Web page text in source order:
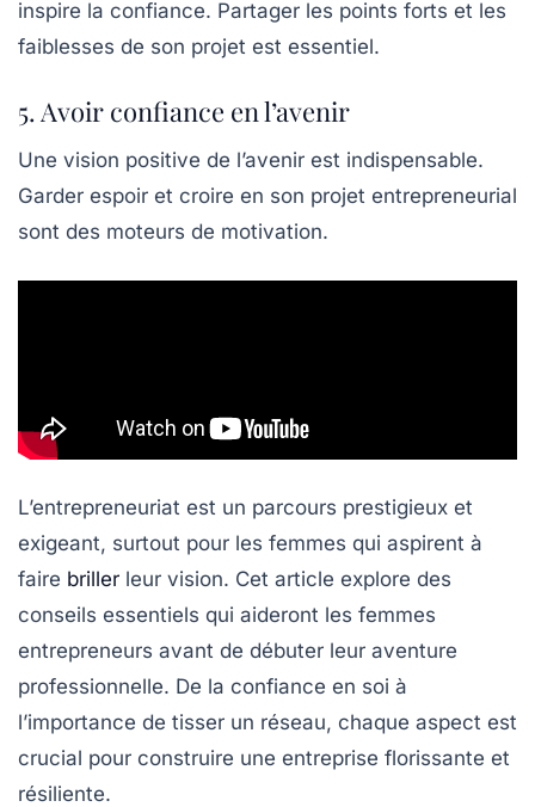
inspire la confiance. Partager les points forts et les
faiblesses de son projet est essentiel.
5. Avoir confiance en l’avenir
Une vision positive de l’avenir est indispensable.
Garder espoir et croire en son projet entrepreneurial
sont des moteurs de motivation.
L’entrepreneuriat est un parcours prestigieux et
exigeant, surtout pour les femmes qui aspirent à
faire briller leur vision. Cet article explore des
conseils essentiels qui aideront les femmes
entrepreneurs avant de débuter leur aventure
professionnelle. De la confiance en soi à
l’importance de tisser un réseau, chaque aspect est
crucial pour construire une entreprise florissante et
résiliente.